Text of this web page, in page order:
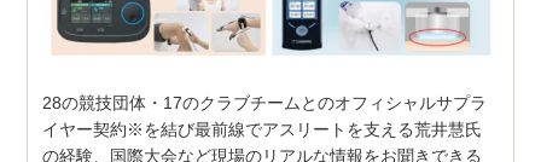
28の競技団体・17のクラブチームとのオフィシャルサプラ
イヤー契約※を結び最前線でアスリートを支える荒井慧氏
の経験、国際大会など現場のリアルな情報をお聞きできる